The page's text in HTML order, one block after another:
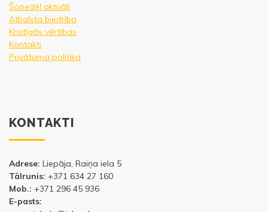
Šonedēļ aktuāli
Atbalsta biedrība
Kristīgās vērtības
Kontakti
Privātuma politika
KONTAKTI
Adrese: Liepāja, Raiņa iela 5
Tālrunis: +371 634 27 160
Mob.: +371 296 45 936
E-pasts: